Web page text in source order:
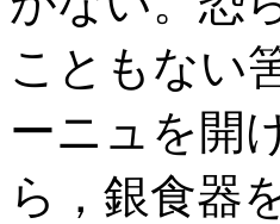
こともない
ーニュを開
ら，銀食器